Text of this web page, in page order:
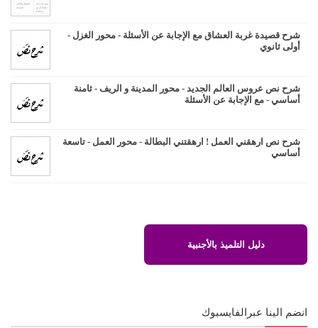
شرح قصيدة غربة العشاق مع الإجابة عن الأسئلة - محور الغزل -
أولى ثانوي
شرح نص عروس العالم الجديد - محور المدينة و الريف - ثامنة
أساسي - مع الإجابة عن الأسئلة
شرح نص ارهقني العمل ! ارهقتني البطالة - محور العمل - تاسعة
أساسي
دليل التلميذ بالأجنبية
انضم الينا عبرالفايسبوك